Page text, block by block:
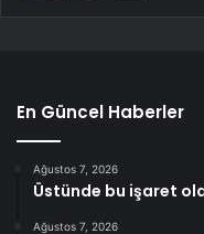
En Güncel Haberler
Ağustos 7, 2026
Üstünde bu işaret
Ağustos 7, 2026